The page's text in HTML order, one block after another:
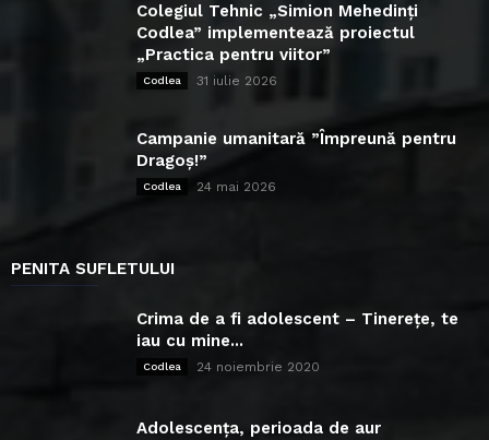
Colegiul Tehnic „Simion Mehedinți
Codlea” implementează proiectul
„Practica pentru viitor”
Codlea 31 iulie 2026
Campanie umanitară ”Împreună pentru
Dragoș!”
Codlea 24 mai 2026
PENITA SUFLETULUI
Crima de a fi adolescent – Tinerețe, te
iau cu mine...
Codlea 24 noiembrie 2020
Adolescența, perioada de aur